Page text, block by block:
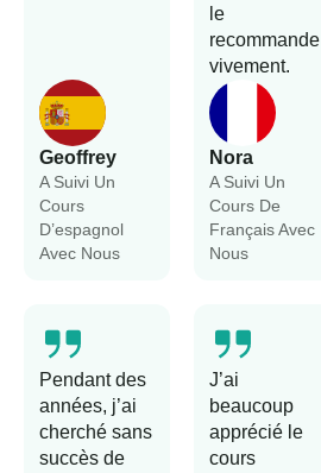
Geoffrey
A Suivi Un
Cours
D’espagnol
Avec Nous
Nora
A Suivi Un
Cours De
Français Avec
Nous
le
recommande
vivement.
Pendant des
années, j’ai
cherché sans
succès de
J’ai
beaucoup
apprécié le
cours